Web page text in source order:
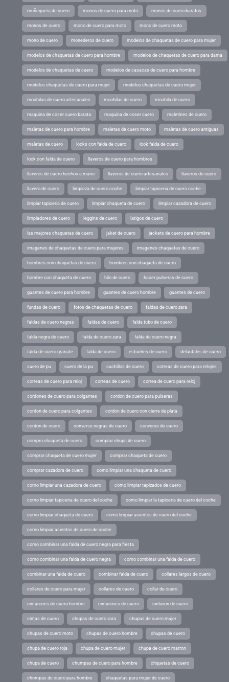
muñequera de cuero monos de cuero para moto monos de cuero baratos
monos de cuero mono de cuero para moto mono de cuero moto
mono de cuero monederos de cuero modelos de chaquetas de cuero para mujer
modelos de chaquetas de cuero para hombre modelos de chaquetas de cuero para dama
modelos de chaquetas de cuero modelos de casacas de cuero para hombre
modelos chaquetas de cuero para mujer modelos chaquetas de cuero mujer
mochilas de cuero artesanales mochilas de cuero mochila de cuero
maquina de coser cuero barata maquina de coser cuero maletines de cuero
maletas de cuero para hombre maletas de cuero moto maletas de cuero antiguas
maletas de cuero looks con falda de cuero look falda de cuero
look con falda de cuero llaveros de cuero para hombres
llaveros de cuero hechos a mano llaveros de cuero artesanales llaveros de cuero
llavero de cuero limpieza de cuero coche limpiar tapiceria de cuero coche
limpiar tapiceria de cuero limpiar chaqueta de cuero limpiar cazadora de cuero
limpiadores de cuero leggins de cuero latigos de cuero
las mejores chaquetas de cuero jaket de cuero jackets de cuero para hombre
imagenes de chaquetas de cuero para mujeres imagenes chaquetas de cuero
hombres con chaquetas de cuero hombres con chaqueta de cuero
hombre con chaqueta de cuero hilo de cuero hacer pulseras de cuero
guantes de cuero para hombre guantes de cuero hombre guantes de cuero
fundas de cuero fotos de chaquetas de cuero faldas de cuero zara
faldas de cuero negras faldas de cuero falda tubo de cuero
falda negra de cuero falda de cuero zara falda de cuero negra
falda de cuero granate falda de cuero estuches de cuero delantales de cuero
cuero de pu cuero de la pu cuchillos de cuero correas de cuero para relojes
correas de cuero para reloj correas de cuero correa de cuero para reloj
cordones de cuero para colgantes cordon de cuero para pulseras
cordon de cuero para colgantes cordon de cuero con cierre de plata
cordon de cuero converse negras de cuero converse de cuero
compro chaqueta de cuero comprar chupa de cuero
comprar chaqueta de cuero mujer comprar chaqueta de cuero
comprar cazadora de cuero como limpiar una chaqueta de cuero
como limpiar una cazadora de cuero como limpiar tapizados de cuero
como limpiar tapiceria de cuero del coche como limpiar la tapiceria de cuero del coche
como limpiar chaqueta de cuero como limpiar asientos de cuero del coche
como limpiar asientos de cuero de coche
como combinar una falda de cuero negra para fiesta
como combinar una falda de cuero negra como combinar una falda de cuero
combinar una falda de cuero combinar falda de cuero collares largos de cuero
collares de cuero para mujer collares de cuero collar de cuero
cinturones de cuero hombre cinturones de cuero cinturon de cuero
cintas de cuero chupas de cuero zara chupas de cuero mujer
chupas de cuero moto chupas de cuero hombre chupas de cuero
chupa de cuero roja chupa de cuero mujer chupa de cuero marron
chupa de cuero chumpas de cuero para hombre chquetas de cuero
chompas de cuero para hombre chaquetas para mujer de cuero